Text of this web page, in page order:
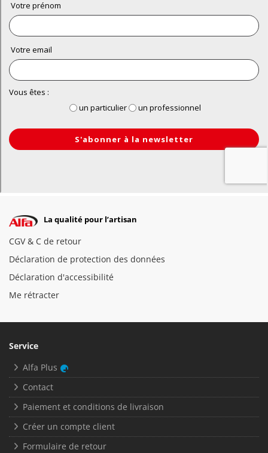
La qualité pour l’artisan
CGV & C de retour
Déclaration de protection des données
Déclaration d'accessibilité
Me rétracter
Service
Alfa Plus
Contact
Paiement et conditions de livraison
Créer un compte client
Formulaire de retour